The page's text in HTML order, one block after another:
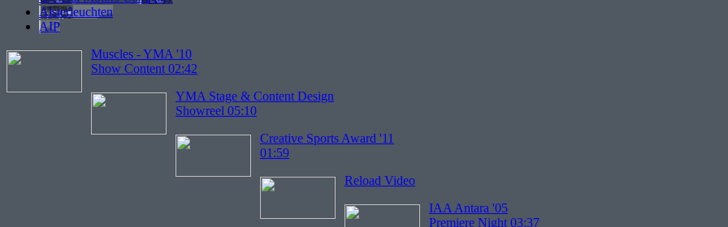
Alsterleuchten
AIP
Muscles - YMA '10
Show Content 02:42
YMA Stage & Content Design
Showreel 05:10
Creative Sports Award '11
01:59
Reload Video
IAA Antara '05
Premiere Night 03:37